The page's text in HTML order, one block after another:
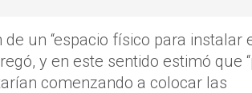
un “espacio físico para instalar
y en este sentido estimó que
comenzando a colocar las